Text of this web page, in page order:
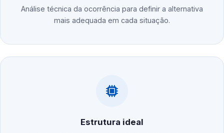
Análise técnica da ocorrência para definir a alternativa
mais adequada em cada situação.
Estrutura ideal